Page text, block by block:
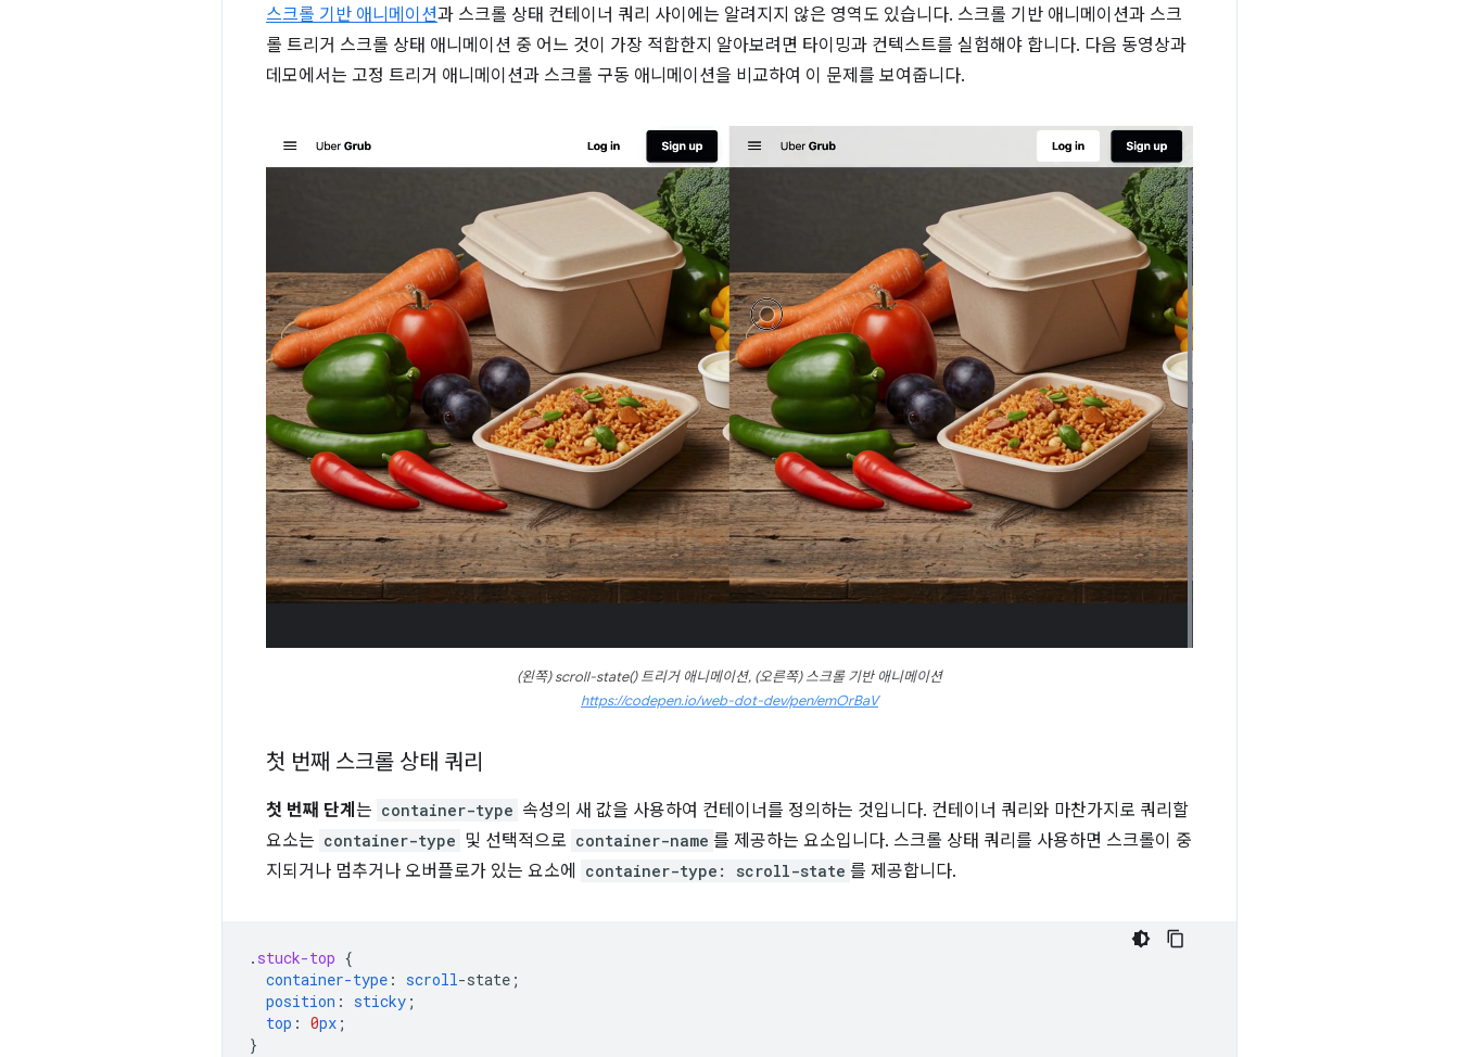
스크롤 기반 애니메이션과 스크롤 상태 컨테이너 쿼리 사이에는 알려지지 않은 영역도 있습니다. 스크롤 기반 애니메이션과 스크
롤 트리거 스크롤 상태 애니메이션 중 어느 것이 가장 적합한지 알아보려면 타이밍과 컨텍스트를 실험해야 합니다. 다음 동영상과
데모에서는 고정 트리거 애니메이션과 스크롤 구동 애니메이션을 비교하여 이 문제를 보여줍니다.
(왼쪽) scroll-state() 트리거 애니메이션, (오른쪽) 스크롤 기반 애니메이션
https://codepen.io/web-dot-dev/pen/emOrBaV
첫 번째 스크롤 상태 쿼리
첫 번째 단계 는 container-type 속성의 새 값을 사용하여 컨테이너를 정의하는 것입니다. 컨테이너 쿼리와 마찬가지로 쿼리할
요소는 container-type 및 선택적으로 container-name 를 제공하는 요소입니다. 스크롤 상태 쿼리를 사용하면 스크롤이 중
지되거나 멈추거나 오버플로가 있는 요소에
container-type: scroll-state 를 제공합니다.
. stuck-top {
container-type : scroll-state ;
position : sticky ;
top : 0px ;
}